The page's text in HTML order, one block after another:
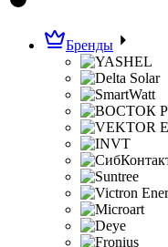
Бренды